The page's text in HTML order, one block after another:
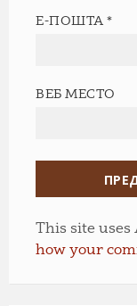
Е-ПОШТА*
ВЕБ МЕСТО
This site uses
how your